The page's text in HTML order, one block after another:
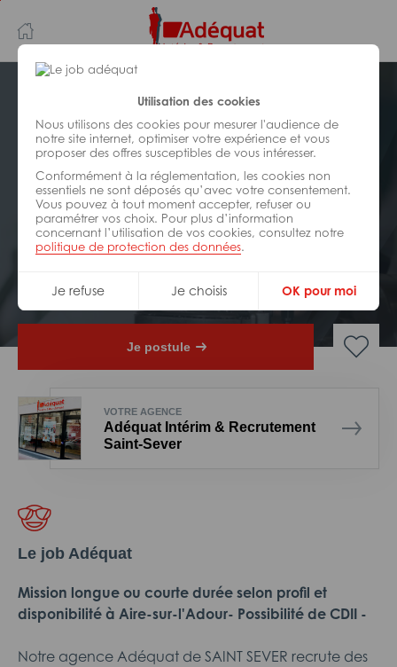
Utilisation des cookies
Nous utilisons des cookies pour mesurer l'audience de
notre site internet, optimiser votre expérience et vous
proposer des offres susceptibles de vous intéresser.
Conformément à la réglementation, les cookies non
essentiels ne sont déposés qu’avec votre consentement.
Vous pouvez à tout moment accepter, refuser ou
paramétrer vos choix. Pour plus d’information
concernant l’utilisation de vos cookies, consultez notre
politique de protection des données.
Je refuse Je choisis OK pour moi
au
contenu
principal
navigation
INDUSTRIE/FABRICATION/
TRANSFORMATION
Réf : 0GK-328124
Opérateur machine à commande
numérique H/F
Je postule
VOTRE AGENCE
Adéquat Intérim & Recrutement
Saint-Sever
Le job Adéquat
Mission longue ou courte durée selon profil et
disponibilité à Aire-sur-l'Adour- Possibilité de CDII -
Notre agence Adéquat de SAINT SEVER recrute des